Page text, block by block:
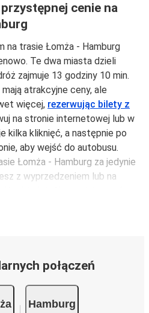
cenie na
na trasie Łomża - Hamburg
Te dwa miasta dzieli
zajmuje 13 godziny 10 min.
atrakcyjne ceny, ale
więcej, rezerwując bilety z
na stronie internetowej lub w
kilka kliknięć, a następnie po
aby wejść do autobusu.
Łomża - Hamburg za jedynie
z wyprzedzeniem lub na
śladu węglowego,
łatwa i wygodna z FlixBusem.
samolotem. Stale pracujemy
połączeń
Hamburg